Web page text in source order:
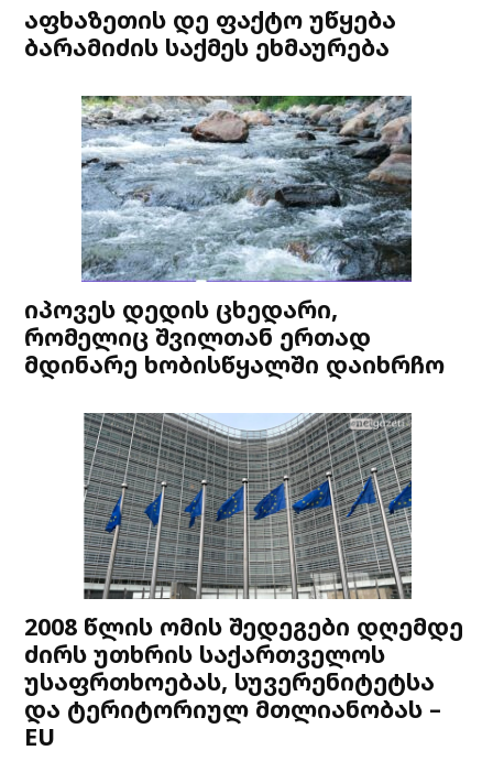
აფხაზეთის დე ფაქტო უწყება
ბარამიძის საქმეს ეხმაურება
იპოვეს დედის ცხედარი,
რომელიც შვილთან ერთად
მდინარე ხობისწყალში დაიხრჩო
2008 წლის ომის შედეგები დღემდე
ძირს უთხრის საქართველოს
უსაფრთხოებას, სუვერენიტეტსა
და ტერიტორიულ მთლიანობას –
EU